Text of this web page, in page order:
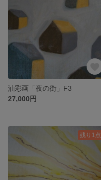
油彩画「夜の街」F3
27,000円
残り1点